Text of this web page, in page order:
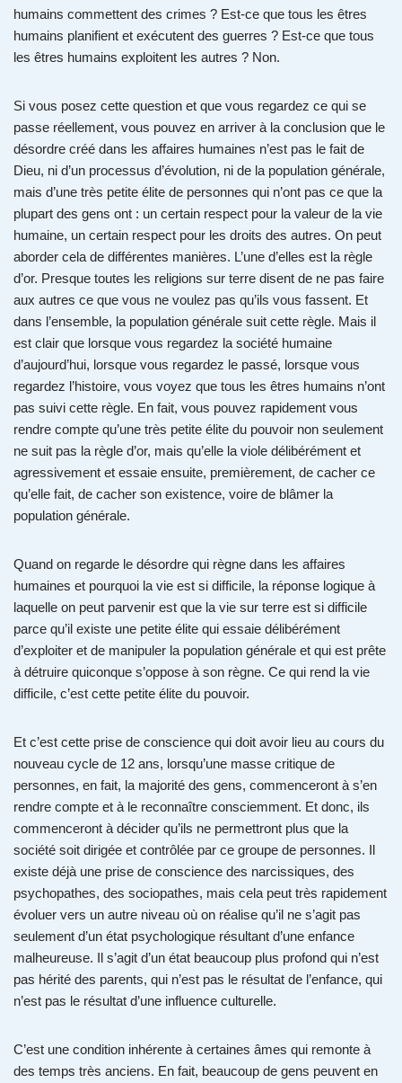
humains commettent des crimes ? Est-ce que tous les êtres
humains planifient et exécutent des guerres ? Est-ce que tous
les êtres humains exploitent les autres ? Non.
Si vous posez cette question et que vous regardez ce qui se
passe réellement, vous pouvez en arriver à la conclusion que le
désordre créé dans les affaires humaines n’est pas le fait de
Dieu, ni d’un processus d’évolution, ni de la population générale,
mais d’une très petite élite de personnes qui n’ont pas ce que la
plupart des gens ont : un certain respect pour la valeur de la vie
humaine, un certain respect pour les droits des autres. On peut
aborder cela de différentes manières. L’une d’elles est la règle
d’or. Presque toutes les religions sur terre disent de ne pas faire
aux autres ce que vous ne voulez pas qu’ils vous fassent. Et
dans l’ensemble, la population générale suit cette règle. Mais il
est clair que lorsque vous regardez la société humaine
d’aujourd’hui, lorsque vous regardez le passé, lorsque vous
regardez l’histoire, vous voyez que tous les êtres humains n’ont
pas suivi cette règle. En fait, vous pouvez rapidement vous
rendre compte qu’une très petite élite du pouvoir non seulement
ne suit pas la règle d’or, mais qu’elle la viole délibérément et
agressivement et essaie ensuite, premièrement, de cacher ce
qu’elle fait, de cacher son existence, voire de blâmer la
population générale.
Quand on regarde le désordre qui règne dans les affaires
humaines et pourquoi la vie est si difficile, la réponse logique à
laquelle on peut parvenir est que la vie sur terre est si difficile
parce qu’il existe une petite élite qui essaie délibérément
d’exploiter et de manipuler la population générale et qui est prête
à détruire quiconque s’oppose à son règne. Ce qui rend la vie
difficile, c’est cette petite élite du pouvoir.
Et c’est cette prise de conscience qui doit avoir lieu au cours du
nouveau cycle de 12 ans, lorsqu’une masse critique de
personnes, en fait, la majorité des gens, commenceront à s’en
rendre compte et à le reconnaître consciemment. Et donc, ils
commenceront à décider qu’ils ne permettront plus que la
société soit dirigée et contrôlée par ce groupe de personnes. Il
existe déjà une prise de conscience des narcissiques, des
psychopathes, des sociopathes, mais cela peut très rapidement
évoluer vers un autre niveau où on réalise qu’il ne s’agit pas
seulement d’un état psychologique résultant d’une enfance
malheureuse. Il s’agit d’un état beaucoup plus profond qui n’est
pas hérité des parents, qui n’est pas le résultat de l’enfance, qui
n’est pas le résultat d’une influence culturelle.
C’est une condition inhérente à certaines âmes qui remonte à
des temps très anciens. En fait, beaucoup de gens peuvent en